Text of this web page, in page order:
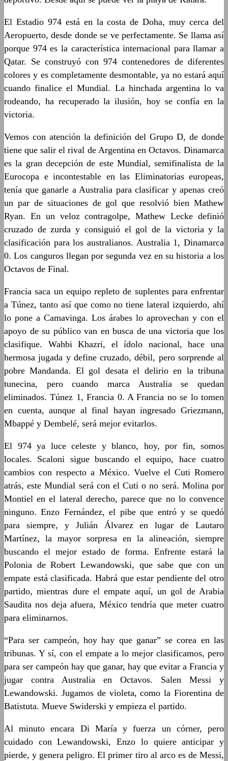
El Estadio 974 está en la costa de Doha, muy cerca del
Aeropuerto, desde donde se ve perfectamente. Se llama así
porque 974 es la característica internacional para llamar a
Qatar. Se construyó con 974 contenedores de diferentes
colores y es completamente desmontable, ya no estará aquí
cuando finalice el Mundial. La hinchada argentina lo va
rodeando, ha recuperado la ilusión, hoy se confía en la
victoria.
Vemos con atención la definición del Grupo D, de donde
tiene que salir el rival de Argentina en Octavos. Dinamarca
es la gran decepción de este Mundial, semifinalista de la
Eurocopa e incontestable en las Eliminatorias europeas,
tenía que ganarle a Australia para clasificar y apenas creó
un par de situaciones de gol que resolvió bien Mathew
Ryan. En un veloz contragolpe, Mathew Lecke definió
cruzado de zurda y consiguió el gol de la victoria y la
clasificación para los australianos. Australia 1, Dinamarca
0. Los canguros llegan por segunda vez en su historia a los
Octavos de Final.
Francia saca un equipo repleto de suplentes para enfrentar
a Túnez, tanto así que como no tiene lateral izquierdo, ahí
lo pone a Camavinga. Los árabes lo aprovechan y con el
apoyo de su público van en busca de una victoria que los
clasifique. Wahbi Khazri, el ídolo nacional, hace una
hermosa jugada y define cruzado, débil, pero sorprende al
pobre Mandanda. El gol desata el delirio en la tribuna
tunecina, pero cuando marca Australia se quedan
eliminados. Túnez 1, Francia 0. A Francia no se lo tomen
en cuenta, aunque al final hayan ingresado Griezmann,
Mbappé y Dembelé, será mejor evitarlos.
El 974 ya luce celeste y blanco, hoy, por fin, somos
locales. Scaloni sigue buscando el equipo, hace cuatro
cambios con respecto a México. Vuelve el Cuti Romero
atrás, este Mundial será con el Cuti o no será. Molina por
Montiel en el lateral derecho, parece que no lo convence
ninguno. Enzo Fernández, el pibe que entró y se quedó
para siempre, y Julián Álvarez en lugar de Lautaro
Martínez, la mayor sorpresa en la alineación, siempre
buscando el mejor estado de forma. Enfrente estará la
Polonia de Robert Lewandowski, que sabe que con un
empate está clasificada. Habrá que estar pendiente del otro
partido, mientras dure el empate aquí, un gol de Arabia
Saudita nos deja afuera, México tendría que meter cuatro
para eliminarnos.
“Para ser campeón, hoy hay que ganar” se corea en las
tribunas. Y sí, con el empate a lo mejor clasificamos, pero
para ser campeón hay que ganar, hay que evitar a Francia y
jugar contra Australia en Octavos. Salen Messi y
Lewandowski. Jugamos de violeta, como la Fiorentina de
Batistuta. Mueve Swiderski y empieza el partido.
Al minuto encara Di María y fuerza un córner, pero
cuidado con Lewandowski, Enzo lo quiere anticipar y
pierde, y genera peligro. El primer tiro al arco es de Messi,